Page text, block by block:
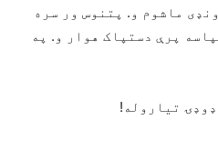
ماشوم و. پتنوس ور سره
پرې دستپاک هوار و. په
تیاروله!